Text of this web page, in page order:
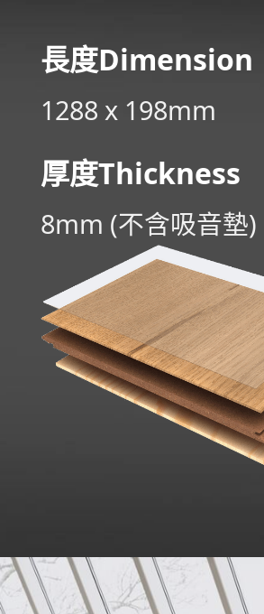
長度Di­men­sion
1288 x 198mm
厚度Thickness
8mm (不含吸音墊)